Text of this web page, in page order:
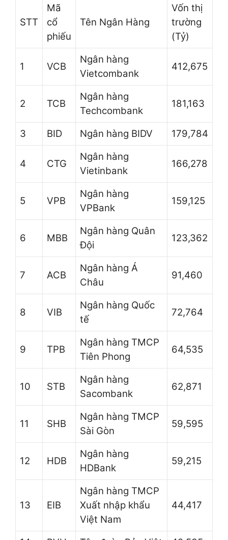
STT
Mã
cổ
phiếu
Tên Ngân Hàng
Vốn thị
trường
(Tỷ)
1 VCB
Ngân hàng
Vietcombank
412,675
2 TCB
Ngân hàng
Techcombank
181,163
3 BID Ngân hàng BIDV 179,784
4 CTG
Ngân hàng
Vietinbank
166,278
5 VPB
Ngân hàng
VPBank
159,125
6 MBB
Ngân hàng Quân
Đội
123,362
7 ACB
Ngân hàng Á
Châu
91,460
8 VIB
Ngân hàng Quốc
tế
72,764
9 TPB
Ngân hàng TMCP
Tiên Phong
64,535
10 STB
Ngân hàng
Sacombank
62,871
11 SHB
Ngân hàng TMCP
Sài Gòn
59,595
12 HDB
Ngân hàng
HDBank
59,215
13 EIB
Ngân hàng TMCP
Xuất nhập khẩu
Việt Nam
44,417